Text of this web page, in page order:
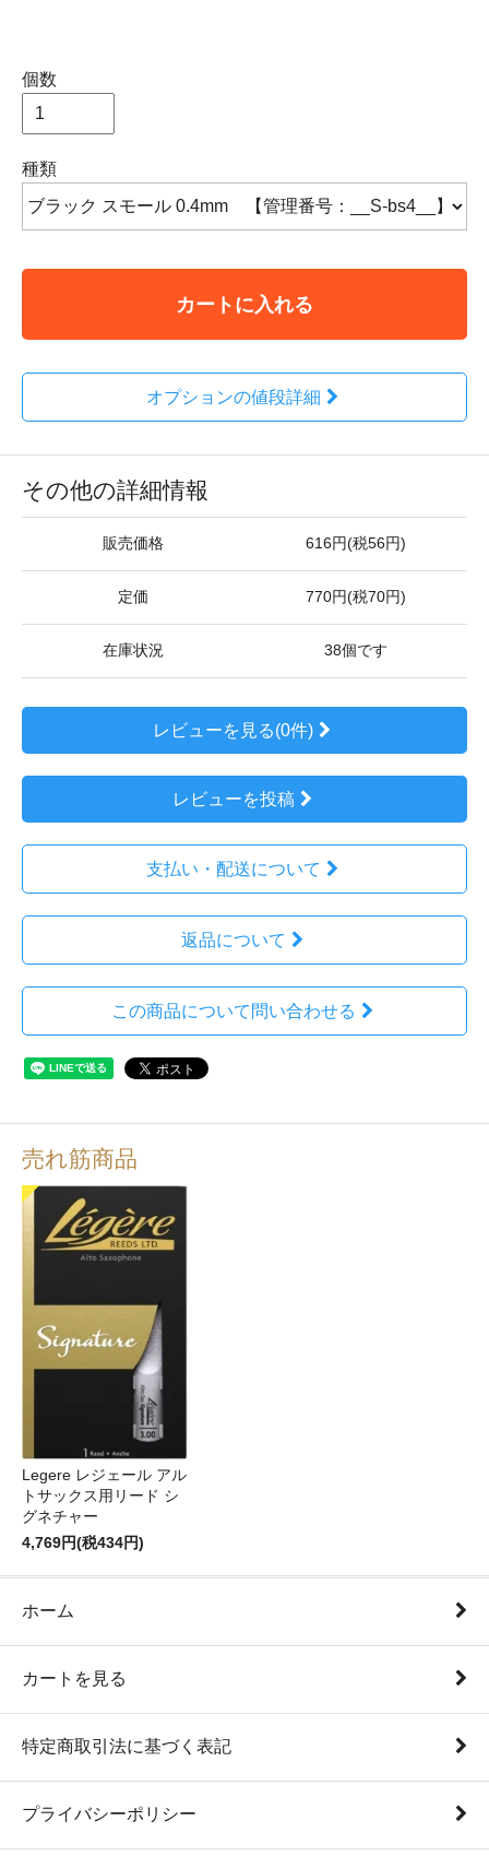
個数
種類
カートに入れる
オプションの値段詳細
その他の詳細情報
販売価格 616円(税56円)
定価 770円(税70円)
在庫状況 38個です
レビューを見る(0件)
レビューを投稿
支払い・配送について
返品について
この商品について問い合わせる
売れ筋商品
Legere レジェール アル
トサックス用リード シ
グネチャー
4,769円(税434円)
ホーム
カートを見る
特定商取引法に基づく表記
プライバシーポリシー